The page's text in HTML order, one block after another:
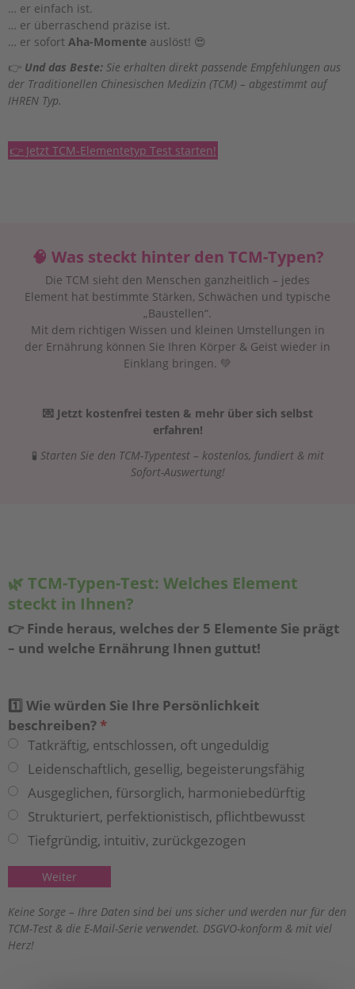
… er einfach ist.
… er überraschend präzise ist.
… er sofort Aha-Momente auslöst! 😍
👉 Und das Beste: Sie erhalten direkt passende Empfehlungen aus
der Traditionellen Chinesischen Medizin (TCM) – abgestimmt auf
IHREN Typ.
👉 Jetzt TCM-Elementetyp Test starten!
🧠 Was steckt hinter den TCM-Typen?
Die TCM sieht den Menschen ganzheitlich – jedes
Element hat bestimmte Stärken, Schwächen und typische
„Baustellen“.
Mit dem richtigen Wissen und kleinen Umstellungen in
der Ernährung können Sie Ihren Körper & Geist wieder in
Einklang bringen. 💚
💌 Jetzt kostenfrei testen & mehr über sich selbst
erfahren!
🧪 Starten Sie den TCM-Typentest – kostenlos, fundiert & mit
Sofort-Auswertung!
🌿 TCM-Typen-Test: Welches Element
steckt in Ihnen?
👉 Finde heraus, welches der 5 Elemente Sie prägt
– und welche Ernährung Ihnen guttut!
1️⃣ Wie würden Sie Ihre Persönlichkeit
beschreiben? *
Tatkräftig, entschlossen, oft ungeduldig
Leidenschaftlich, gesellig, begeisterungsfähig
Ausgeglichen, fürsorglich, harmoniebedürftig
Strukturiert, perfektionistisch, pflichtbewusst
Tiefgründig, intuitiv, zurückgezogen
Keine Sorge – Ihre Daten sind bei uns sicher und werden nur für den
TCM-Test & die E-Mail-Serie verwendet. DSGVO-konform & mit viel
Herz!